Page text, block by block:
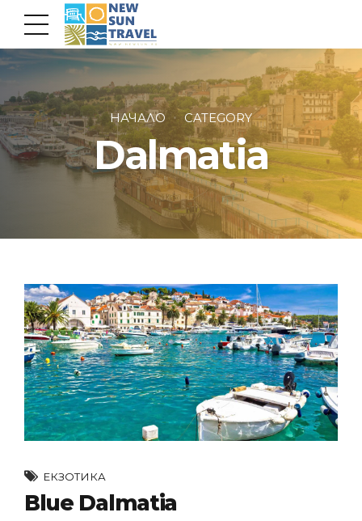
НАЧАЛО CATEGORY
Dalmatia
ЕКЗОТИКА
Blue Dalmatia